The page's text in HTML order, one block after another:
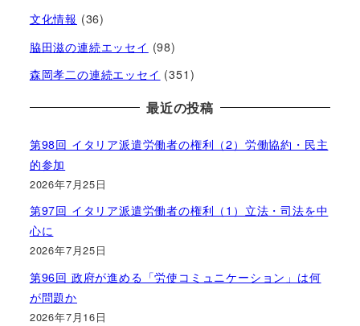
文化情報 (36)
脇田滋の連続エッセイ (98)
森岡孝二の連続エッセイ (351)
最近の投稿
第98回 イタリア派遣労働者の権利（2）労働協約・民主
的参加
2026年7月25日
第97回 イタリア派遣労働者の権利（1）立法・司法を中
心に
2026年7月25日
第96回 政府が進める「労使コミュニケーション」は何
が問題か
2026年7月16日